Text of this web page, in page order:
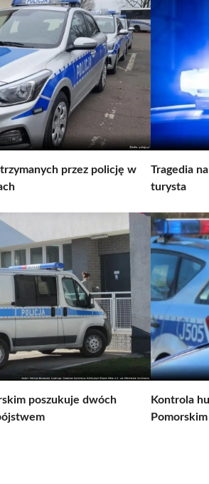
przez policję w
Tragedia
turysta
poszukuje dwóch
Kontrola
Pomorskim